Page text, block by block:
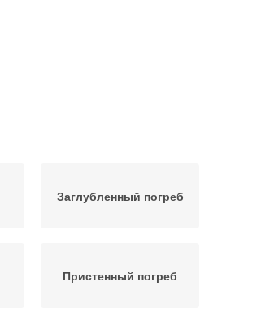
Заглубленный погреб
Пристенный погреб